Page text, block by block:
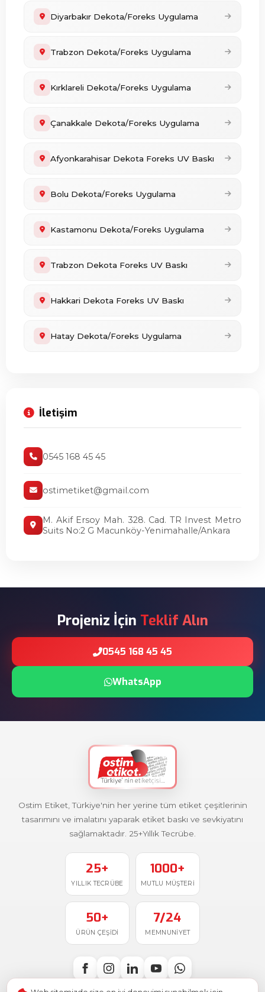
Diyarbakır Dekota/Foreks Uygulama
Trabzon Dekota/Foreks Uygulama
Kırklareli Dekota/Foreks Uygulama
Çanakkale Dekota/Foreks Uygulama
Afyonkarahisar Dekota Foreks UV Baskı
Bolu Dekota/Foreks Uygulama
Kastamonu Dekota/Foreks Uygulama
Trabzon Dekota Foreks UV Baskı
Hakkari Dekota Foreks UV Baskı
Hatay Dekota/Foreks Uygulama
İletişim
0545 168 45 45
ostimetiket@gmail.com
M. Akif Ersoy Mah. 328. Cad. TR Invest Metro
Suits No:2 G Macunköy-Yenimahalle/Ankara
Projeniz İçin Teklif Alın
0545 168 45 45
WhatsApp
Ostim Etiket, Türkiye'nin her yerine tüm etiket çeşitlerinin
tasarımını ve imalatını yaparak etiket baskı ve sevkiyatını
sağlamaktadır. 25+Yıllık Tecrübe.
25+
YILLIK TECRÜBE
1000+
MUTLU MÜŞTERI
50+
ÜRÜN ÇEŞIDI
7/24
MEMNUNIYET